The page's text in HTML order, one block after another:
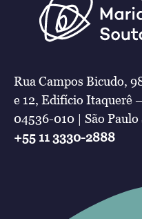
Rua Campos Bicudo,
e 12, Edifício Itaquerê
04536-010 | São Paulo
+55 11 3330-2888